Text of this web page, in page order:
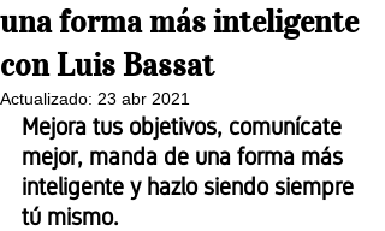
una forma más inteligente
con Luis Bassat
Actualizado: 23 abr 2021
Mejora tus objetivos, comunícate
mejor, manda de una forma más
inteligente y hazlo siendo siempre
tú mismo.